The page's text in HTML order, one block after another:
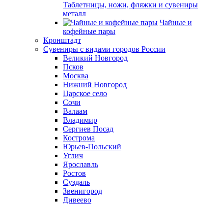
Таблетницы, ножи, фляжки и сувениры
металл
Чайные и
кофейные пары
Кронштадт
Сувениры с видами городов России
Великий Новгород
Псков
Москва
Нижний Новгород
Царское село
Сочи
Валаам
Владимир
Сергиев Посад
Кострома
Юрьев-Польский
Углич
Ярославль
Ростов
Суздаль
Звенигород
Дивеево